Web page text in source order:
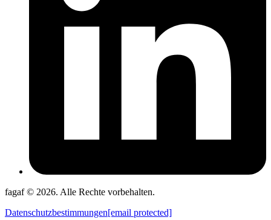
fagaf © 2026. Alle Rechte vorbehalten.
Datenschutzbestimmungen[email protected]